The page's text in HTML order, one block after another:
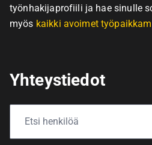
työnhakijaprofiili ja hae sinulle
myös kaikki avoimet
Yhteystiedot